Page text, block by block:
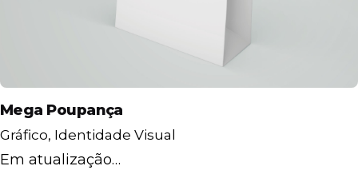
Mega Poupança
Gráfico Identidade Visual
Em atualização…